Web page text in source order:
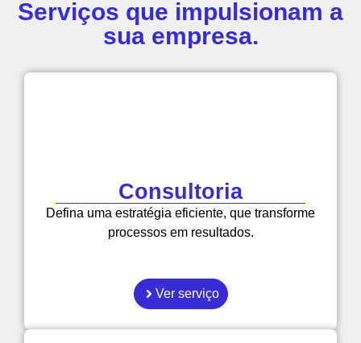
Serviços que impulsionam a
sua empresa.
Consultoria
Defina uma estratégia eficiente, que transforme
processos em resultados.
Ver serviço